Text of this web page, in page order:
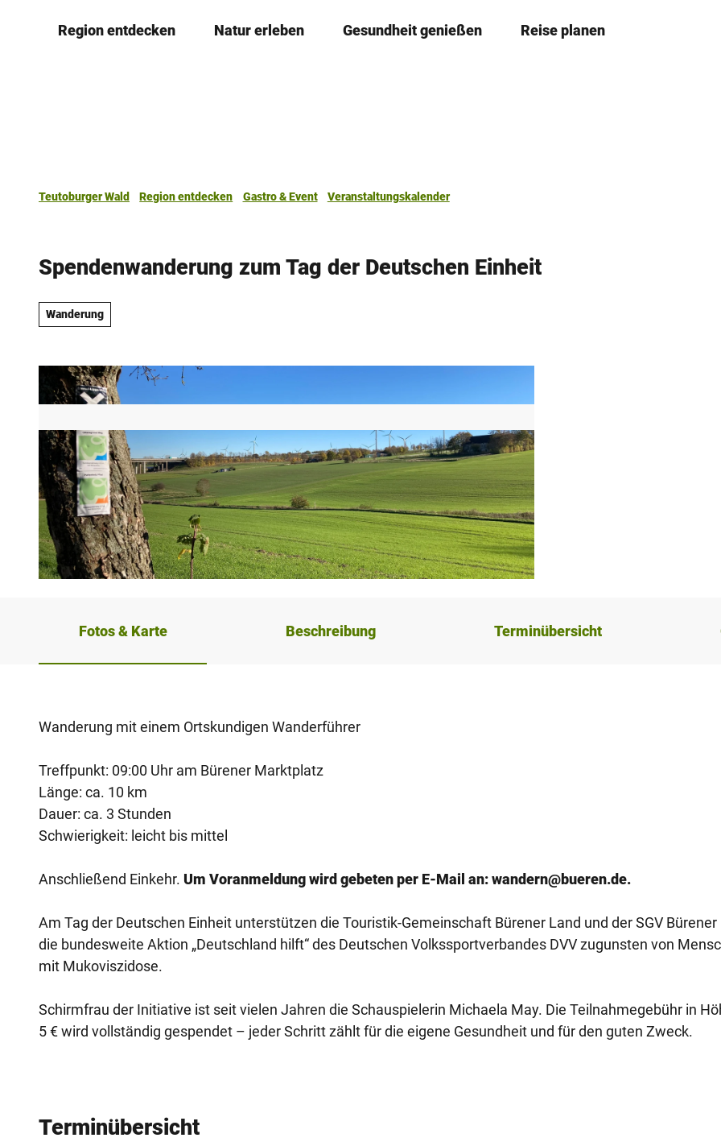
Region entdecken Natur erleben Gesundheit genießen Reise planen
Teutoburger Wald Region entdecken Gastro & Event
Veranstaltungskalender
Spendenwanderung zum Tag der Deutschen Einheit
Wanderung
Fotos & Karte Beschreibung Terminübersicht
Wanderung mit einem Ortskundigen Wanderführer
Treffpunkt: 09:00 Uhr am Bürener Marktplatz
Länge: ca. 10 km
Dauer: ca. 3 Stunden
Schwierigkeit: leicht bis mittel
Anschließend Einkehr. Um Voranmeldung wird gebeten per E-Mail an: wandern@bueren.de.
Am Tag der Deutschen Einheit unterstützen die Touristik-Gemeinschaft Bürener Land und der SGV Bürener
die bundesweite Aktion „Deutschland hilft“ des Deutschen Volkssportverbandes DVV zugunsten von
mit Mukoviszidose.
Schirmfrau der Initiative ist seit vielen Jahren die Schauspielerin Michaela May. Die Teilnahmegebühr in
5 € wird vollständig gespendet – jeder Schritt zählt für die eigene Gesundheit und für den guten Zweck.
Terminübersicht